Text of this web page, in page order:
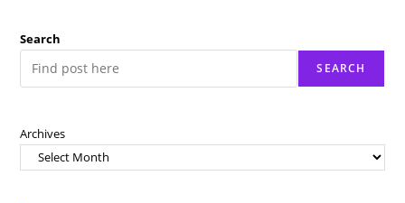
Search
SEARCH
Archives